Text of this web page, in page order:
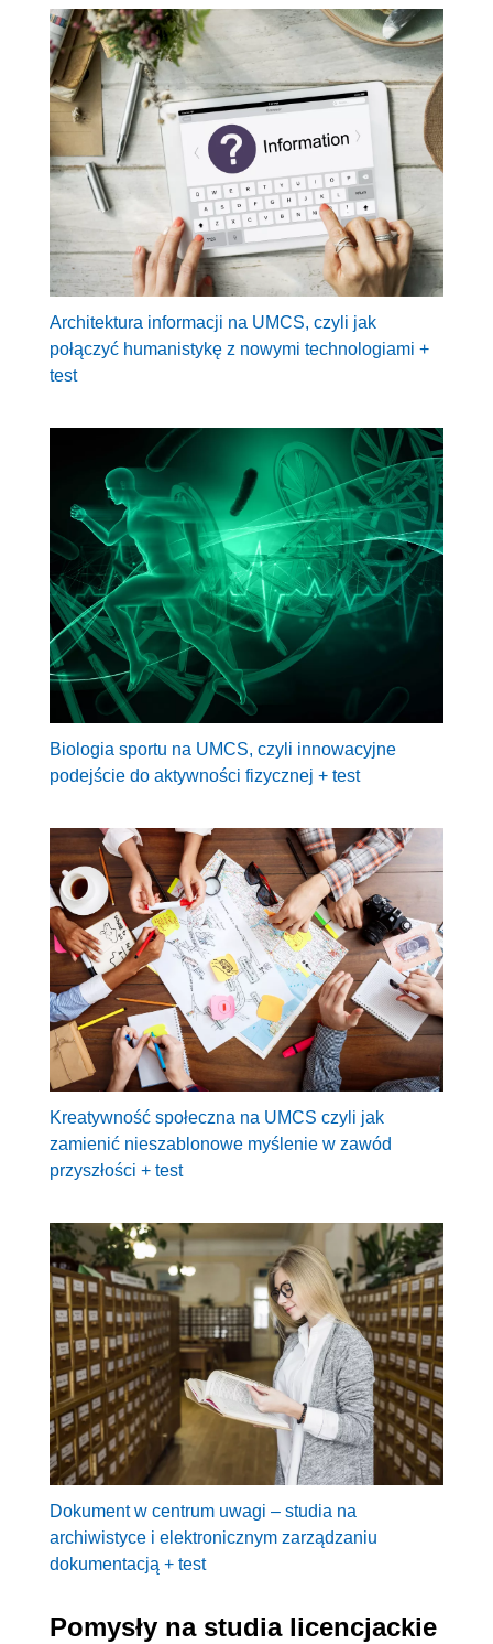
Architektura informacji na UMCS, czyli jak
połączyć humanistykę z nowymi technologiami +
test
Biologia sportu na UMCS, czyli innowacyjne
podejście do aktywności fizycznej + test
Kreatywność społeczna na UMCS czyli jak
zamienić nieszablonowe myślenie w zawód
przyszłości + test
Dokument w centrum uwagi – studia na
archiwistyce i elektronicznym zarządzaniu
dokumentacją + test
Pomysły na studia licencjackie